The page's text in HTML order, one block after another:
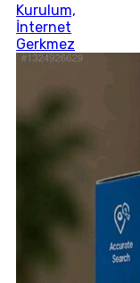
Kurulum,
İnternet
Gerkmez